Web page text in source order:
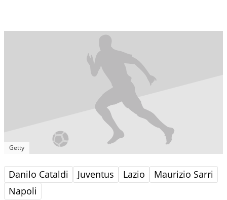
Getty
Danilo Cataldi Juventus Lazio
Maurizio Sarri
Napoli